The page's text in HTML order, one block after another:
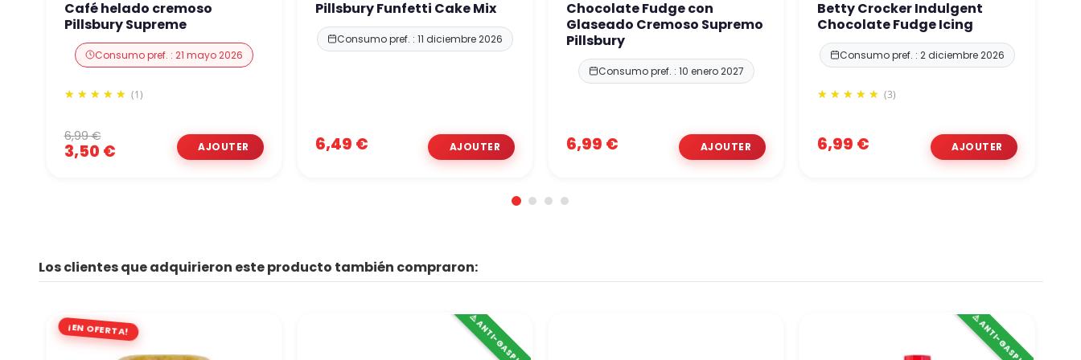
Café helado cremoso
Pillsbury Supreme
Consumo pref. : 21 mayo 2026
(1)
3,50 €
6,99 €
Pillsbury Funfetti Cake Mix
Consumo pref. : 11 diciembre 2026
6,49 €
Chocolate Fudge con
Glaseado Cremoso Supremo
Pillsbury
Consumo pref. : 10 enero 2027
6,99 €
Betty Crocker Indulgent
Chocolate Fudge Icing
Consumo pref. : 2 diciembre 2026
(3)
6,99 €
Los clientes que adquirieron este producto también compraron:
¡EN OFERTA! ⚠️ ANTI-GASPI ⚠️ ANTI-GASPI